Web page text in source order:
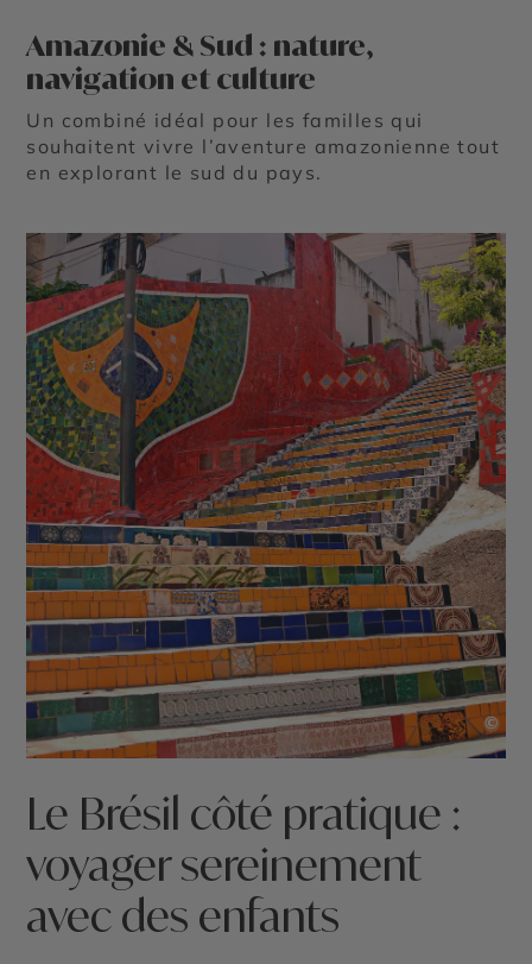
Amazonie & Sud : nature,
navigation et culture
Un combiné idéal pour les familles qui
souhaitent vivre l’aventure amazonienne tout
en explorant le sud du pays.
©
Le Brésil côté pratique :
voyager sereinement
avec des enfants